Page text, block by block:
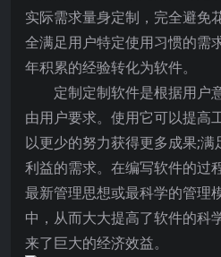
实际需求量身定制，完全避免
全满足用户特定使用习惯的需
年积累的经验转化为软件。
定制定制软件是根据用户
由用户要求。使用它可以提高
以更少的努力获得更多成果;
利益的需求。在编写软件的过
最新管理思想或最科学的管理
中，从而大大提高了软件的科
来了巨大的经济效益。